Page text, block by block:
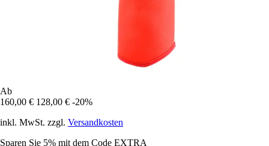
Ab
160,00 € 128,00 € -20%
inkl. MwSt. zzgl. Versandkosten
Sparen Sie 5% mit dem Code EXTRA